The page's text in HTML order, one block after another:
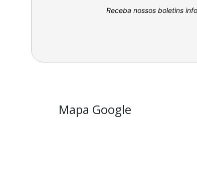
Receba nossos boletins
Mapa Google